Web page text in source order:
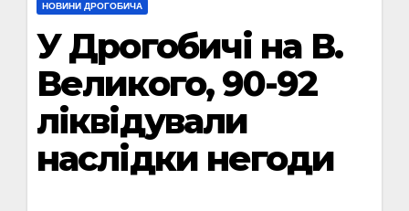
НОВИНИ ДРОГОБИЧА
У Дрогобичі на В.
Великого, 90-92
ліквідували
наслідки негоди